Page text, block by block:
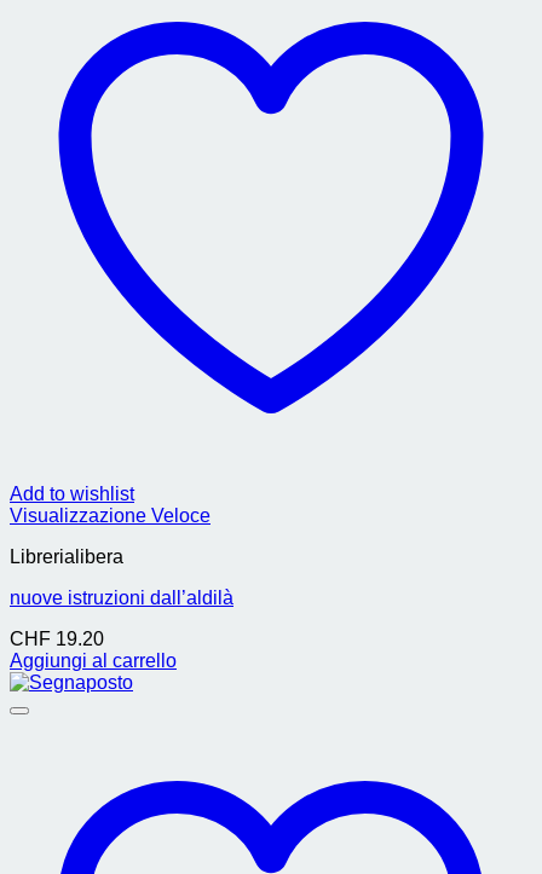
Add to wishlist
Visualizzazione Veloce
Librerialibera
nuove istruzioni dall’aldilà
CHF 19.20
Aggiungi al carrello